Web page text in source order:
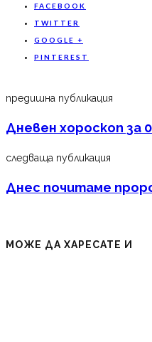
FACEBOOK
TWITTER
GOOGLE +
PINTEREST
предишна публикация
Дневен хороскоп за
следваща публикация
Днес почитаме
МОЖЕ ДА ХАРЕСАТЕ И